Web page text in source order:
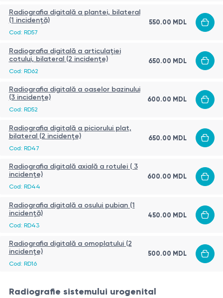
Radiografia digitală a plantei, bilateral
(1 incidență)
Cod: RD57
550.00 MDL
Radiografia digitală a articulației
cotului, bilateral (2 incidențe)
Cod: RD62
650.00 MDL
Radiografia digitală a oaselor bazinului
(3 incidențe)
Cod: RD52
600.00 MDL
Radiografia digitală a piciorului plat,
bilateral (2 incidențe)
Cod: RD47
650.00 MDL
Radiografia digitală axială a rotulei ( 3
incidențe)
Cod: RD44
600.00 MDL
Radiografia digitală a osului pubian (1
incidență)
Cod: RD43
450.00 MDL
Radiografia digitală a omoplatului (2
incidențe)
Cod: RD16
500.00 MDL
Radiografie sistemului urogenital